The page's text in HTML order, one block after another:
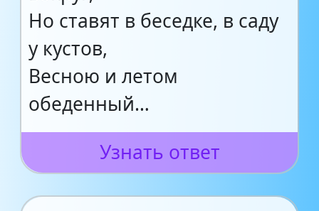
Но ставят в беседке, в саду
у кустов,
Весною и летом
обеденный…
Узнать ответ